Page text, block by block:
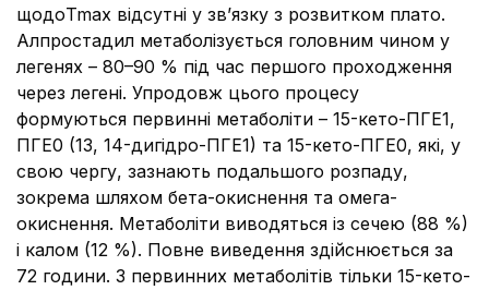
щодоTmax відсутні у зв’язку з розвитком плато.
Алпростадил метаболізується головним чином у
легенях – 80–90 % під час першого проходження
через легені. Упродовж цього процесу
формуються первинні метаболіти – 15-кето-ПГЕ1,
ПГЕ0 (13, 14-дигідро-ПГЕ1) та 15-кето-ПГЕ0, які, у
свою чергу, зазнають подальшого розпаду,
зокрема шляхом бета-окиснення та омега-
окиснення. Метаболіти виводяться із сечею (88 %)
і калом (12 %). Повне виведення здійснюється за
72 години. З первинних метаболітів тільки 15-кето-